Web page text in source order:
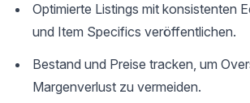
Optimierte Listings mit konsistenten
und Item Specifics veröffentlichen.
Bestand und Preise tracken, um
Margenverlust zu vermeiden.